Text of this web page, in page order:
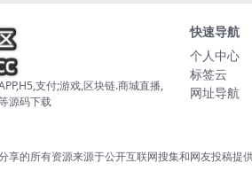
支付;游戏,区块链.商城直播,
源码下载
快速导航
个人中心
标签云
网址导航
享的所有资源来源于公开互联网搜集和网友投稿